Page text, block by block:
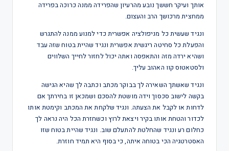
אותך ועיקר חששך נובע מהרעיון שהפרידה ממנה כרוכה בפרידה
ממחצית מרכושך הרב והעצום.
ונגיד שעשית כל מניפולציה אפשרית כדי למנוע ממנה להתגרש
והפעלת כל סחיטה ריגשית אפשרית ונגיד שהיית בטוח שזה עבד
ושהיא ירדה מזה והתאפסה ואתה יכול לחזור לחייך השלווים
ולסטאטוס קוו האהוב עליך.
ונגיד שאשתך השאירה לך בבוקר מכתב וכתבה לך שהיא הגישה
בקשה לישוב סכסוך וידה מושטת להסכם ושמכאן זו בחירתך אם
לדחות או לקבל את הצעתה. ונגיד שלקחת את המכתב וקימטת אותו
לכדור והטחת אותו בקיר ויצאת לרוץ וכשחזרת הכל היה נראה לך
כחלום רע ונגיד שהחלטת להתעלם שוב. ונגיד שהיית בטוח שזו
האסטרטגיה הכי בטוחה איתה, כי בסוף היא תמיד חוזרת.